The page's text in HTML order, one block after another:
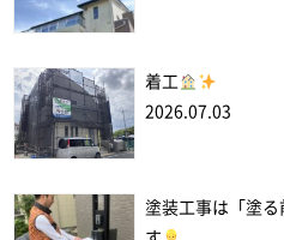
着工
2026.07.03
塗装工事は「塗る